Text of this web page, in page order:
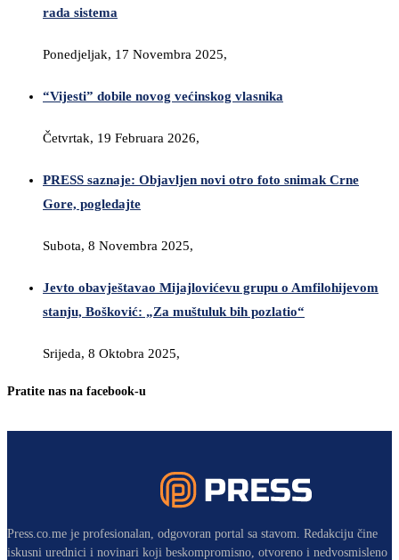
rada sistema
Ponedjeljak, 17 Novembra 2025,
“Vijesti” dobile novog većinskog vlasnika
Četvrtak, 19 Februara 2026,
PRESS saznaje: Objavljen novi otro foto snimak Crne
Gore, pogledajte
Subota, 8 Novembra 2025,
Jevto obavještavao Mijajlovićevu grupu o Amfilohijevom
stanju, Bošković: „Za muštuluk bih pozlatio“
Srijeda, 8 Oktobra 2025,
Pratite nas na facebook-u
Press.co.me je profesionalan, odgovoran portal sa stavom. Redakciju čine
iskusni urednici i novinari koji beskompromisno, otvoreno i nedvosmisleno